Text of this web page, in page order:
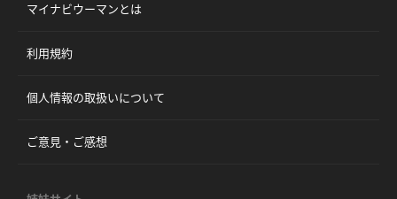
マイナビウーマンとは
利用規約
個人情報の取扱いについて
ご意見・ご感想